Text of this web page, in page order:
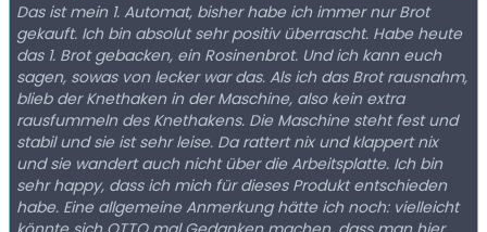
Das ist mein 1. Automat, bisher habe ich immer nur Brot
gekauft. Ich bin absolut sehr positiv überrascht. Habe heute
das 1. Brot gebacken, ein Rosinenbrot. Und ich kann euch
sagen, sowas von lecker war das. Als ich das Brot rausnahm,
blieb der Knethaken in der Maschine, also kein extra
rausfummeln des Knethakens. Die Maschine steht fest und
stabil und sie ist sehr leise. Da rattert nix und klappert nix
und sie wandert auch nicht über die Arbeitsplatte. Ich bin
sehr happy, dass ich mich für dieses Produkt entschieden
habe. Eine allgemeine Anmerkung hätte ich noch: vielleicht